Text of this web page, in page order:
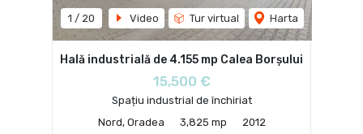
1 / 20 Video Tur virtual Harta
Hală industrială de 4.155 mp Calea Borșului
15,500 €
Spațiu industrial de închiriat
Nord, Oradea
3,825 mp 2012